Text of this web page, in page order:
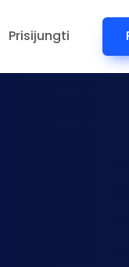
Prisijungti